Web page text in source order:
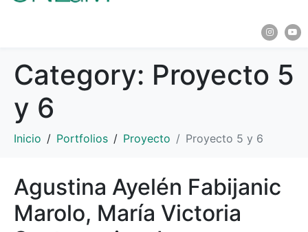
Category: Proyecto 5
y 6
Inicio Portfolios Proyecto Proyecto 5 y 6
Agustina Ayelén Fabijanic
Marolo, María Victoria